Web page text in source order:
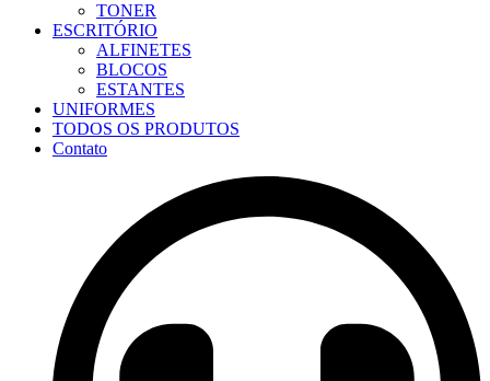
TONER
ESCRITÓRIO
ALFINETES
BLOCOS
ESTANTES
UNIFORMES
TODOS OS PRODUTOS
Contato